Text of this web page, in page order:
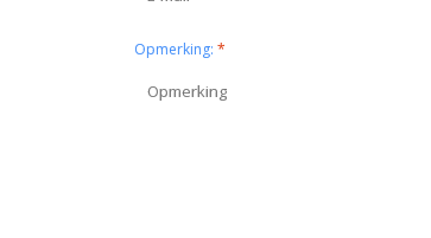
Opmerking: *